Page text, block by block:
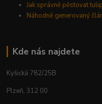
Jak správně pěstovat
Náhodně generovaný
Kde nás najdete
Kyšická 782/25B
Plzeň, 312 00